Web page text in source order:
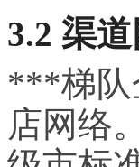
3.2 渠
***梯队
店网络